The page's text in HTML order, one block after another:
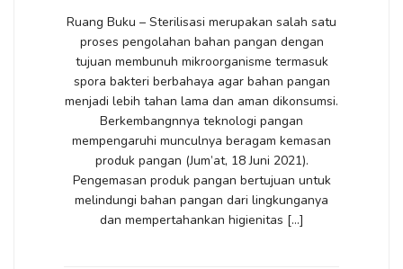
Ruang Buku – Sterilisasi merupakan salah satu
proses pengolahan bahan pangan dengan
tujuan membunuh mikroorganisme termasuk
spora bakteri berbahaya agar bahan pangan
menjadi lebih tahan lama dan aman dikonsumsi.
Berkembangnnya teknologi pangan
mempengaruhi munculnya beragam kemasan
produk pangan (Jum’at, 18 Juni 2021).
Pengemasan produk pangan bertujuan untuk
melindungi bahan pangan dari lingkunganya
dan mempertahankan higienitas […]